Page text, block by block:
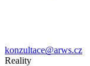
konzultace@arws.cz
Reality